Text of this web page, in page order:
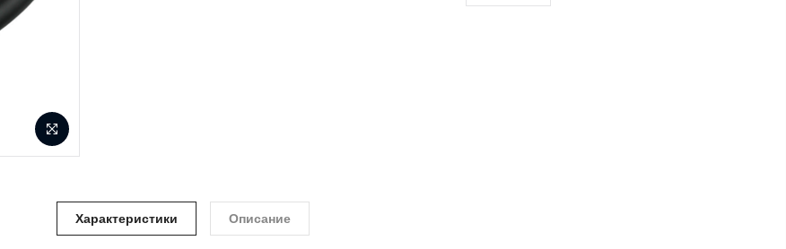
Характеристики Описание